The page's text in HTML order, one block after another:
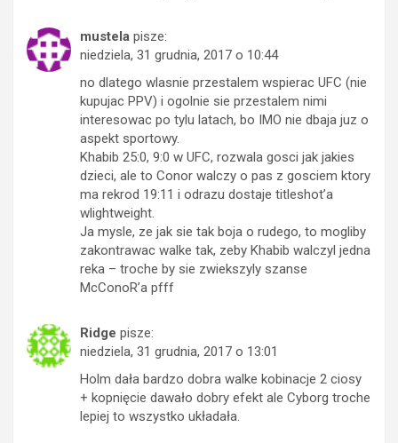
mustela pisze:
niedziela, 31 grudnia, 2017 o 10:44
no dlatego wlasnie przestalem wspierac UFC (nie
kupujac PPV) i ogolnie sie przestalem nimi
interesowac po tylu latach, bo IMO nie dbaja juz o
aspekt sportowy.
Khabib 25:0, 9:0 w UFC, rozwala gosci jak jakies
dzieci, ale to Conor walczy o pas z gosciem ktory
ma rekrod 19:11 i odrazu dostaje titleshot’a
wlightweight.
Ja mysle, ze jak sie tak boja o rudego, to mogliby
zakontrawac walke tak, zeby Khabib walczyl jedna
reka – troche by sie zwiekszyly szanse
McConoR’a pfff
Ridge pisze:
niedziela, 31 grudnia, 2017 o 13:01
Holm dała bardzo dobra walke kobinacje 2 ciosy
+ kopnięcie dawało dobry efekt ale Cyborg troche
lepiej to wszystko układała.